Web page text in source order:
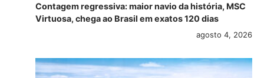
Contagem regressiva: maior navio da história, MSC
Virtuosa, chega ao Brasil em exatos 120 dias
agosto 4, 2026